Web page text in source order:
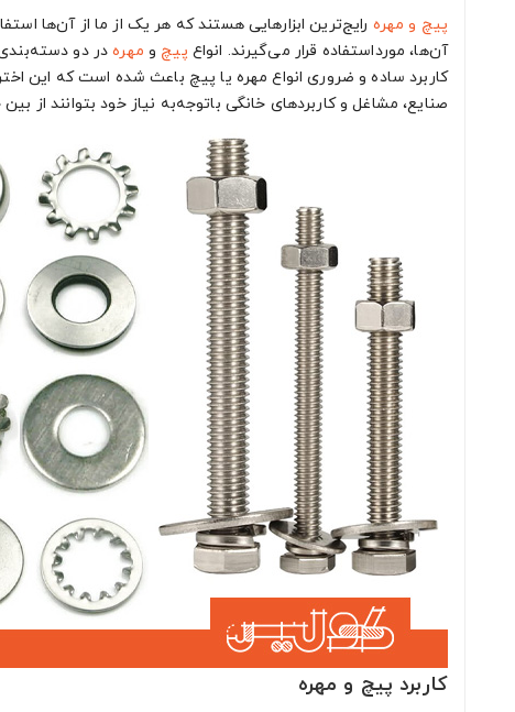
پیچ و مهره رایج‌ترین ابزارهایی هستند که هر یک از ما از آن‌ها
آن‌ها، مورداستفاده قرار می‌گیرند. انواع پیچ و مهرهدر دو دسته‌بندی
کاربرد ساده و ضروری انواع مهره یا پیچ باعث شده است که این
صنایع، مشاغل و کاربردهای خانگی باتوجه‌به نیاز خود بتوانند از
کاربرد پیچ و مهره